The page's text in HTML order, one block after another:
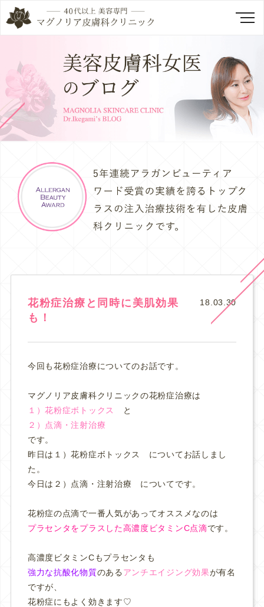
花粉症治療と同時に美肌効果
も！
18.03.30
今回も花粉症治療についてのお話です。
マグノリア皮膚科クリニックの花粉症治療は
１）花粉症ボトックス
と
２）点滴・注射治療
です。
昨日は１）花粉症ボトックス についてお話しまし
た。
今日は２）点滴・注射治療 についてです。
花粉症の点滴で一番人気があってオススメなのは
プラセンタをプラスした高濃度ビタミンC点滴です。
高濃度ビタミンCもプラセンタも
強力な抗酸化物質のある アンチエイジング効果が有名
ですが、
花粉症にもよく効きます♡